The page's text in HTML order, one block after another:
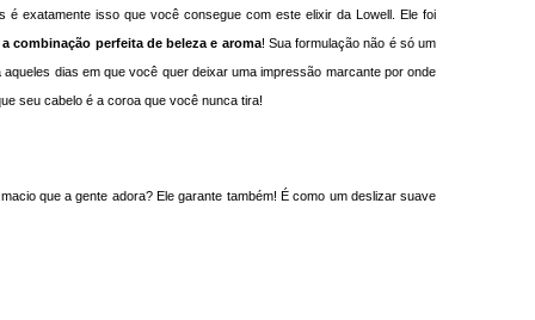
exatamente isso que você consegue com este elixir da Lowell. Ele foi
combinação perfeita de beleza e aroma! Sua formulação não é só um
dias em que você quer deixar uma impressão marcante por onde
seu cabelo é a coroa que você nunca tira!
que a gente adora? Ele garante também! É como um deslizar suave